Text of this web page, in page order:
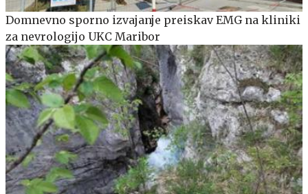
Domnevno sporno izvajanje preiskav EMG na kliniki
za nevrologijo UKC Maribor